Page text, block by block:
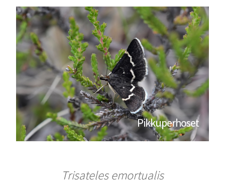
Pikkuperhoset
Trisateles emortualis